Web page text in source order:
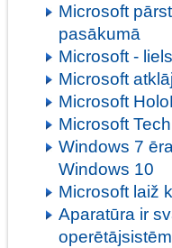
Microsoft
pasākumā
Microsoft -
Microsoft
Microsoft
Microsoft
Windows 7
Windows 10
Microsoft laiž
Aparatūra ir